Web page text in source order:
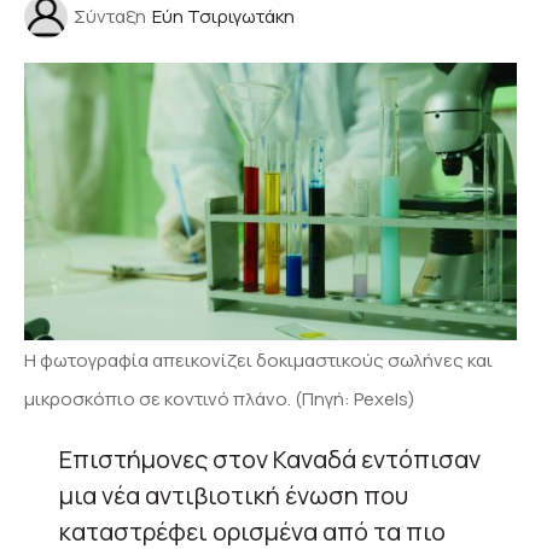
Σύνταξη Εύη Τσιριγωτάκη
Η φωτογραφία απεικονίζει δοκιμαστικούς σωλήνες και
μικροσκόπιο σε κοντινό πλάνο. (Πηγή: Pexels)
Επιστήμονες στον Καναδά εντόπισαν
μια νέα αντιβιοτική ένωση που
καταστρέφει ορισμένα από τα πιο